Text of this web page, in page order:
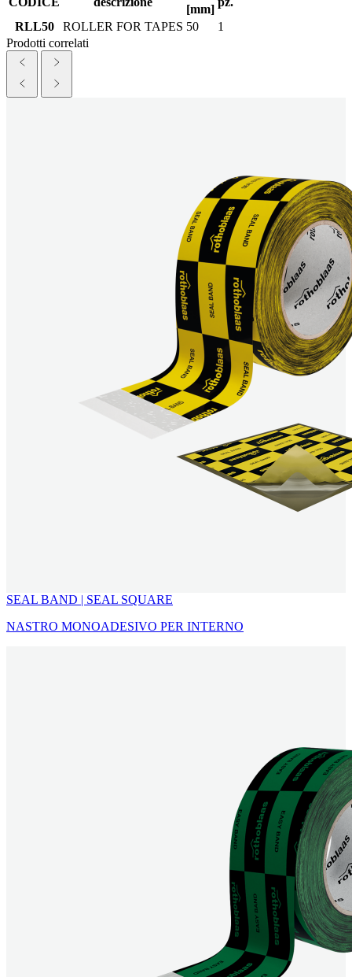
[mm]
RLL50
ROLLER FOR TAPES 50
1
Prodotti correlati
SEAL BAND | SEAL SQUARE
NASTRO MONOADESIVO PER INTERNO